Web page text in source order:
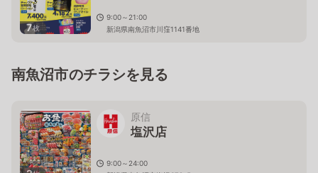
7枚
9:00～21:00
新潟県南魚沼市川窪1141番地
南魚沼市のチラシを見る
原信
塩沢店
9:00～24:00